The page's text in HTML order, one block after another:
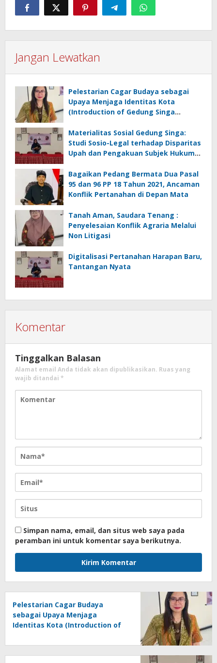
Jangan Lewatkan
Pelestarian Cagar Budaya sebagai
Upaya Menjaga Identitas Kota
(Introduction of Gedung Singa
Materialitas Sosial Gedung Singa:
Studi Sosio-Legal terhadap Disparitas
Upah dan Pengakuan Subjek Hukum
Bagaikan Pedang Bermata Dua Pasal
95 dan 96 PP 18 Tahun 2021, Ancaman
Konflik Pertanahan di Depan Mata
Tanah Aman, Saudara Tenang :
Penyelesaian Konflik Agraria Melalui
Non Litigasi
Digitalisasi Pertanahan Harapan Baru,
Tantangan Nyata
Komentar
Tinggalkan Balasan
Alamat email Anda tidak akan dipublikasikan. Ruas yang
wajib ditandai *
Simpan nama, email, dan situs web saya pada
peramban ini untuk komentar saya berikutnya.
Pelestarian Cagar Budaya
sebagai Upaya Menjaga
Identitas Kota (Introduction of